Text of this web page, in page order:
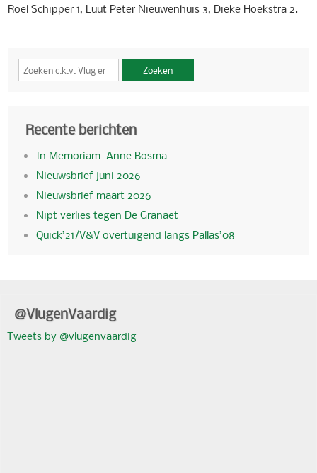
Roel Schipper 1, Luut Peter Nieuwenhuis 3, Dieke Hoekstra 2.
Zoeken
Recente berichten
In Memoriam: Anne Bosma
Nieuwsbrief juni 2026
Nieuwsbrief maart 2026
Nipt verlies tegen De Granaet
Quick’21/V&V overtuigend langs Pallas’08
@VlugenVaardig
Tweets by @vlugenvaardig